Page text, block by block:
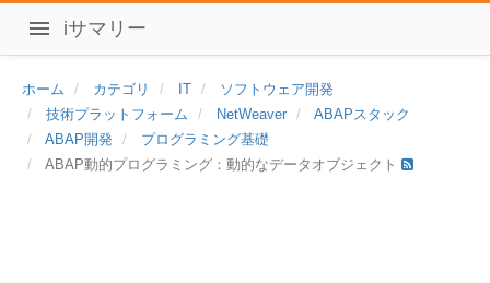
iサマリー
ホーム カテゴリ IT
ソフトウェア開発
技術プラットフォーム
NetWeaver
ABAPスタック
ABAP開発
プログラミング基礎
ABAP動的プログラミング：動的なデータオブジェクト